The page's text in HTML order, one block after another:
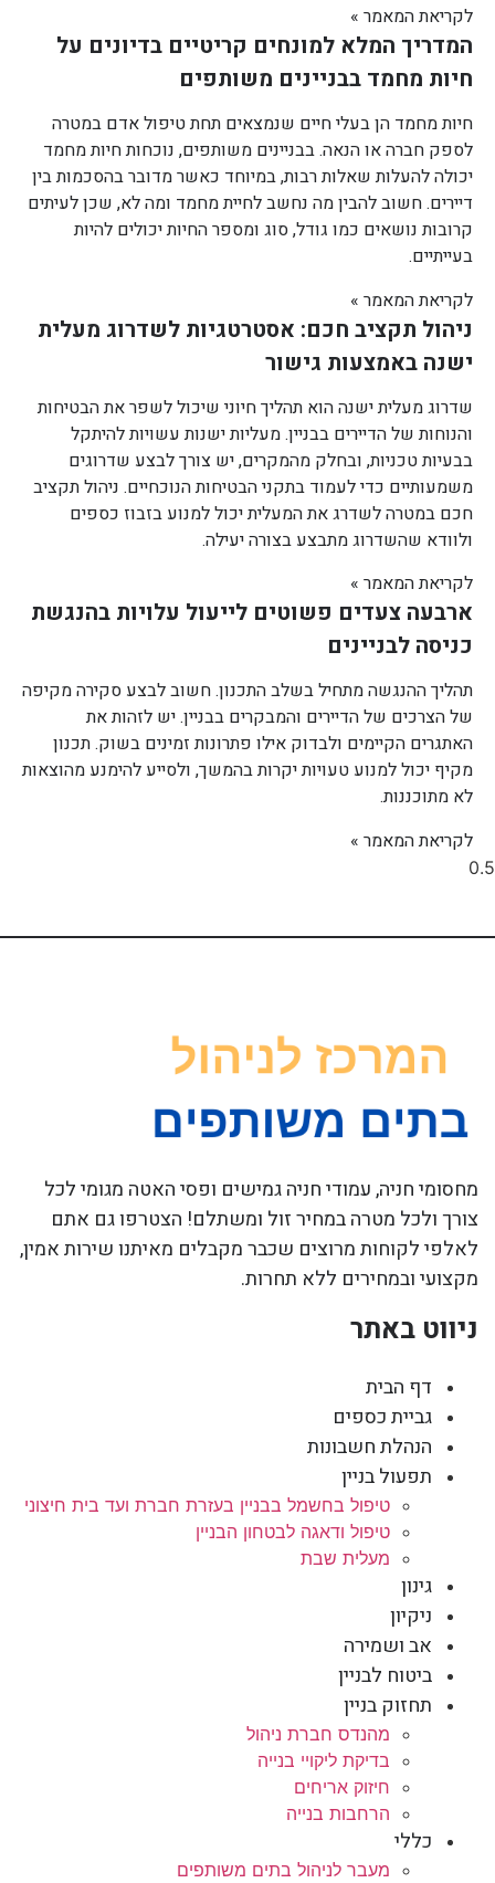
לקריאת המאמר »
המדריך המלא למונחים קריטיים בדיונים על
חיות מחמד בבניינים משותפים
חיות מחמד הן בעלי חיים שנמצאים תחת טיפול אדם במטרה
לספק חברה או הנאה. בבניינים משותפים, נוכחות חיות מחמד
יכולה להעלות שאלות רבות, במיוחד כאשר מדובר בהסכמות בין
דיירים. חשוב להבין מה נחשב לחיית מחמד ומה לא, שכן לעיתים
קרובות נושאים כמו גודל, סוג ומספר החיות יכולים להיות
בעייתיים.
לקריאת המאמר »
ניהול תקציב חכם: אסטרטגיות לשדרוג מעלית
ישנה באמצעות גישור
שדרוג מעלית ישנה הוא תהליך חיוני שיכול לשפר את הבטיחות
והנוחות של הדיירים בבניין. מעליות ישנות עשויות להיתקל
בבעיות טכניות, ובחלק מהמקרים, יש צורך לבצע שדרוגים
משמעותיים כדי לעמוד בתקני הבטיחות הנוכחיים. ניהול תקציב
חכם במטרה לשדרג את המעלית יכול למנוע בזבוז כספים
ולוודא שהשדרוג מתבצע בצורה יעילה.
לקריאת המאמר »
ארבעה צעדים פשוטים לייעול עלויות בהנגשת
כניסה לבניינים
תהליך ההנגשה מתחיל בשלב התכנון. חשוב לבצע סקירה מקיפה
של הצרכים של הדיירים והמבקרים בבניין. יש לזהות את
האתגרים הקיימים ולבדוק אילו פתרונות זמינים בשוק. תכנון
מקיף יכול למנוע טעויות יקרות בהמשך, ולסייע להימנע מהוצאות
לא מתוכננות.
לקריאת המאמר »
מחסומי חניה, עמודי חניה גמישים ופסי האטה מגומי לכל
צורך ולכל מטרה במחיר זול ומשתלם! הצטרפו גם אתם
לאלפי לקוחות מרוצים שכבר מקבלים מאיתנו שירות אמין,
מקצועי ובמחירים ללא תחרות.
ניווט באתר
דף הבית
גביית כספים
הנהלת חשבונות
תפעול בניין
טיפול בחשמל בבניין בעזרת חברת ועד בית חיצוני
טיפול ודאגה לבטחון הבניין
מעלית שבת
גינון
ניקיון
אב ושמירה
ביטוח לבניין
תחזוק בניין
מהנדס חברת ניהול
בדיקת ליקויי בנייה
חיזוק אריחים
הרחבות בנייה
כללי
מעבר לניהול בתים משותפים